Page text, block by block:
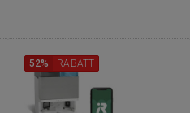
52% RABATT